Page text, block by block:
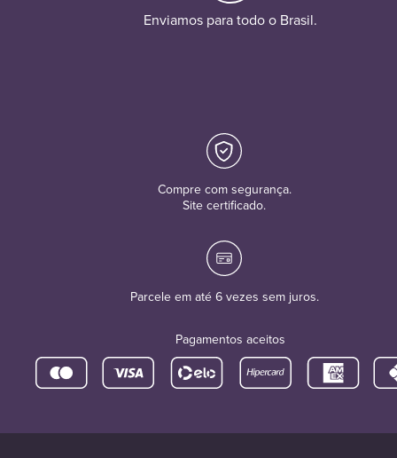
Enviamos para todo o Brasil.
Compre com segurança.
Site certificado.
Parcele em até 6 vezes sem juros.
Pagamentos aceitos